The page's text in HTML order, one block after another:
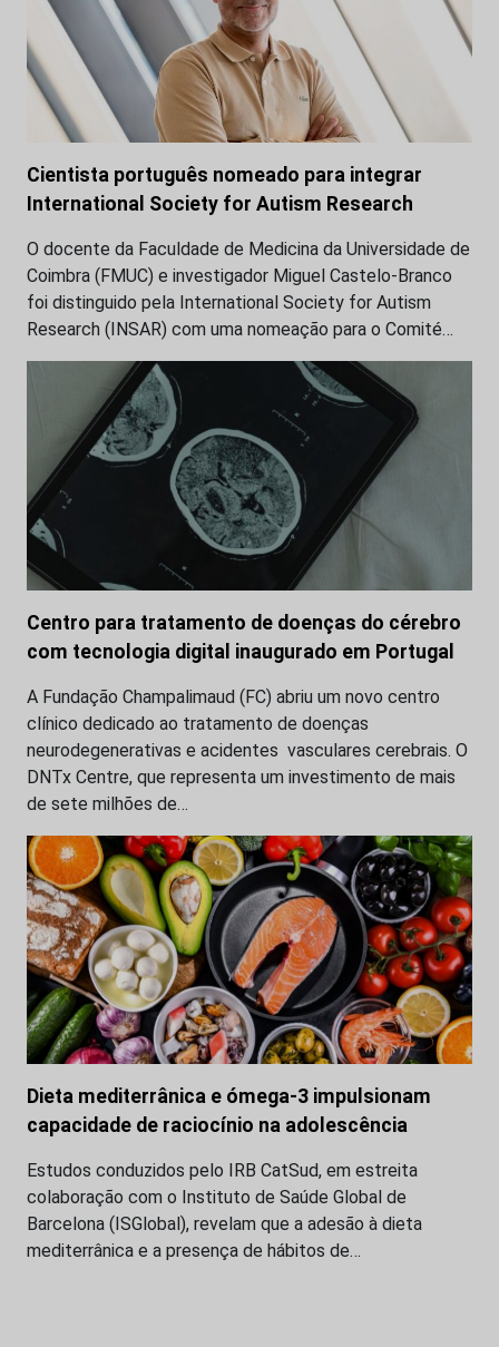
Cientista português nomeado para integrar
International Society for Autism Research
O docente da Faculdade de Medicina da Universidade de
Coimbra (FMUC) e investigador Miguel Castelo-Branco
foi distinguido pela International Society for Autism
Research (INSAR) com uma nomeação para o Comité…
Centro para tratamento de doenças do cérebro
com tecnologia digital inaugurado em Portugal
A Fundação Champalimaud (FC) abriu um novo centro
clínico dedicado ao tratamento de doenças
neurodegenerativas e acidentes vasculares cerebrais. O
DNTx Centre, que representa um investimento de mais
de sete milhões de…
Dieta mediterrânica e ómega-3 impulsionam
capacidade de raciocínio na adolescência
Estudos conduzidos pelo IRB CatSud, em estreita
colaboração com o Instituto de Saúde Global de
Barcelona (ISGlobal), revelam que a adesão à dieta
mediterrânica e a presença de hábitos de…